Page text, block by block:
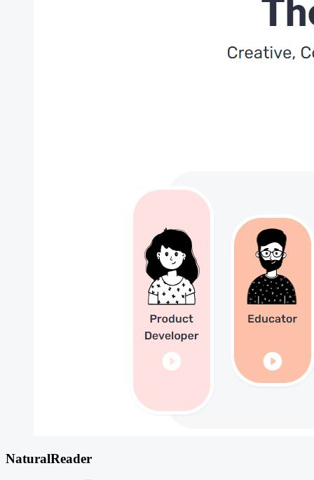
NaturalReader